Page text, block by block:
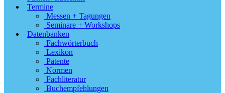
Termine
Messen + Tagungen
Seminare + Workshops
Datenbanken
Fachwörterbuch
Lexikon
Patente
Normen
Fachliteratur
Buchempfehlungen